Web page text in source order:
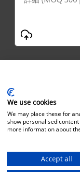
アドレス : No.29 Jinfu
オフィスアドレス :
著作権©ブラザーズボ
We use cookies
We may place these for
show personalised
more information about
Accept all